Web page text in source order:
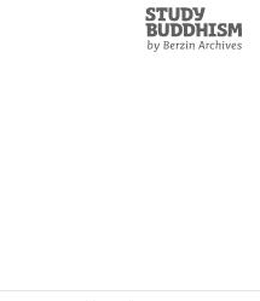
Study
Buddhism